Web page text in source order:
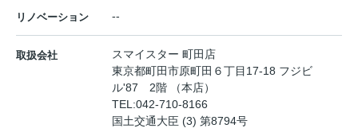
リノベーション --
取扱会社
スマイスター 町田店
東京都町田市原町田６丁目17-18 フジビ
ル'87 2階 （本店）
TEL:042-710-8166
国土交通大臣 (3) 第8794号